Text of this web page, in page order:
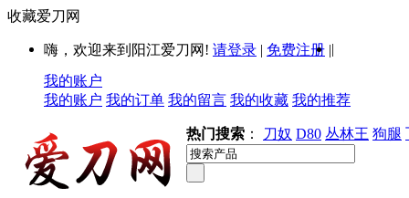
收藏爱刀网
嗨，欢迎来到阳江爱刀网! 请登录 | 免费注册 ||
我的账户
我的账户 我的订单 我的留言 我的收藏 我的推荐
热门搜索 ： 刀奴 D80 丛林王 狗腿